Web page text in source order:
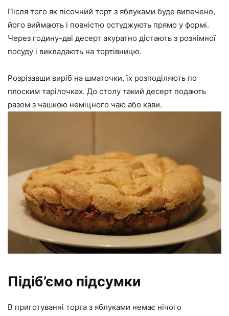
Після того як пісочний торт з яблуками буде випечено,
його виймають і повністю остуджують прямо у формі.
Через годину-дві десерт акуратно дістають з рознімної
посуду і викладають на тортівницю.
Розрізавши виріб на шматочки, їх розподіляють по
плоским тарілочках. До столу такий десерт подають
разом з чашкою неміцного чаю або кави.
Підіб’ємо підсумки
В приготуванні торта з яблуками немає нічого